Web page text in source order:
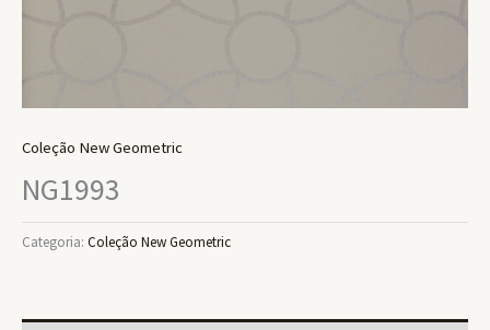
Coleção New Geometric
NG1993
Categoria: Coleção New Geometric